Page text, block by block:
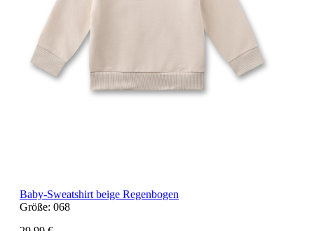
Baby-Sweatshirt beige Regenbogen
Größe: 068